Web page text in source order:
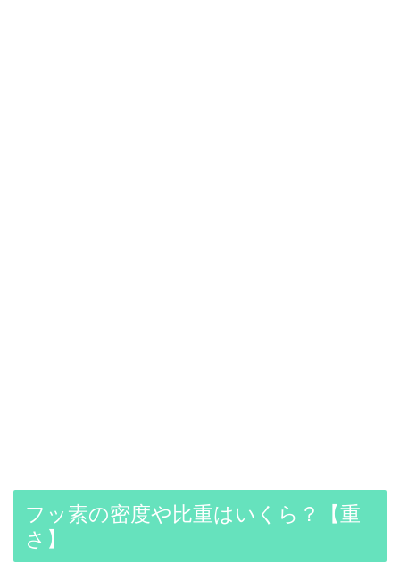
フッ素の密度や比重はいくら？【重
さ】